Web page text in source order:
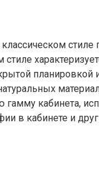
кабинета,
в кабинете и